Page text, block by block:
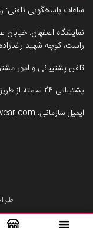
ساعات پاسخگویی تلفنی:
نمایشگاه اصفهان: خیابان
راست، کوچه شهید
تلفن پشتیبانی و امور
پشتیبانی 24 ساعته از طریق واتساپ
ایمیل سازمانی: